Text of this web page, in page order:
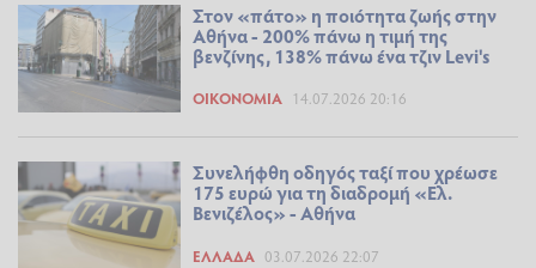
Στον «πάτο» η ποιότητα ζωής στην
Αθήνα - 200% πάνω η τιμή της
βενζίνης, 138% πάνω ένα τζιν Levi's
ΟΙΚΟΝΟΜΊΑ 14.07.2026 20:16
Συνελήφθη οδηγός ταξί που χρέωσε
175 ευρώ για τη διαδρομή «Ελ.
Βενιζέλος» - Αθήνα
ΕΛΛΆΔΑ 03.07.2026 22:07